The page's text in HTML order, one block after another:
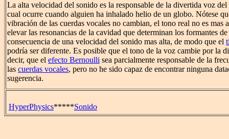
La alta velocidad del sonido es la responsable de la divertida voz
cual ocurre cuando alguien ha inhalado helio de un globo. Nótese
vibración de las cuerdas vocales no cambian, el tono real no es mas
elevar las resonancias de la cavidad que determinan los formantes
consecuencia de una velocidad del sonido mas alta, de modo que el
podría ser diferente. Es posible que el tono de la voz cambie por la
decir, que el efecto Bernoulli sea parcialmente responsable de la
las cuerdas vocales, pero no he sido capaz de encontrar ninguna
sugerencia.
HyperPhysics*****Sonido